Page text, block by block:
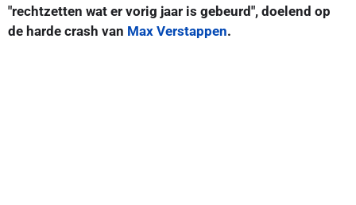
"rechtzetten wat er vorig jaar is gebeurd", doelend op
de harde crash van Max Verstappen.